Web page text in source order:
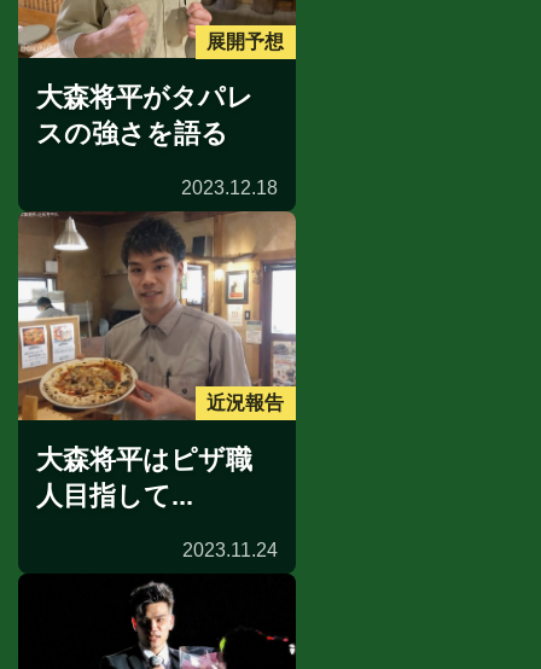
展開予想
大森将平がタパレ
スの強さを語る
2023.12.18
近況報告
大森将平はピザ職
人目指して...
2023.11.24